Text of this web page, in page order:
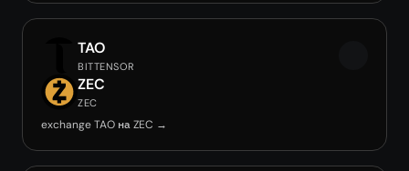
TAO
BITTENSOR
ZEC
ZEC
exchange TAO на ZEC →